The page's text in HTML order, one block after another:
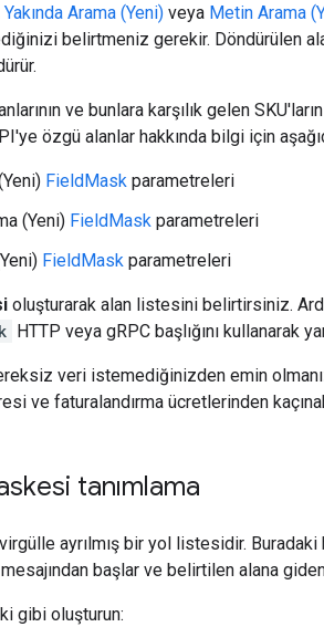
Yakında Arama (Yeni) veya Metin Arama
belirtmeniz gerekir. Döndürülen
ve bunlara karşılık gelen
özgü alanlar hakkında bilgi için
FieldMask parametreleri
(Yeni) FieldMask parametreleri
FieldMask parametreleri
oluşturarak alan listesini belirtirsiniz.
HTTP veya gRPC başlığını kullanarak
veri istemediğinizden emin
ve faturalandırma ücretlerinden
tanımlama
ayrılmış bir yol listesidir.
başlar ve belirtilen alana
gibi oluşturun: